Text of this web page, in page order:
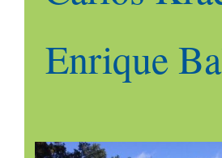
Enrique